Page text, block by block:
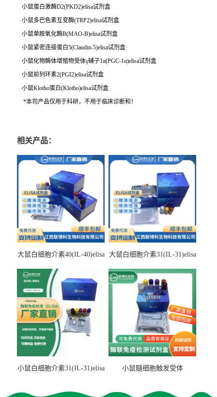
小鼠蛋白激酶D2(PKD2)elisa试剂盒
小鼠多巴色素互变酶(TRP2)elisa试剂盒
小鼠单胺氧化酶B(MAO-B)elisa试剂盒
小鼠紧密连接蛋白5(Claudin-5)elisa试剂盒
小鼠化物酶体增殖物受体γ辅子1α(PGC-1α)elisa试剂盒
小鼠前列环素2(PGI2)elisa试剂盒
小鼠Klotho蛋白(Klotho)elisa试剂盒
*本司产品仅用于科研，不用于临床诊断和！
相关产品：
大鼠白细胞介素40(IL-40)elisa
大鼠白细胞介素31(IL-31)elisa
小鼠白细胞介素31(IL-31)elisa
小鼠髓细胞触发受体